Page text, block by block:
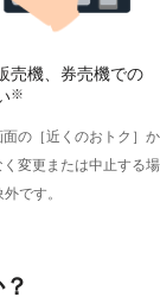
売機、券売機での
※
の［近くのおトク］か
変更または中止する場
です。